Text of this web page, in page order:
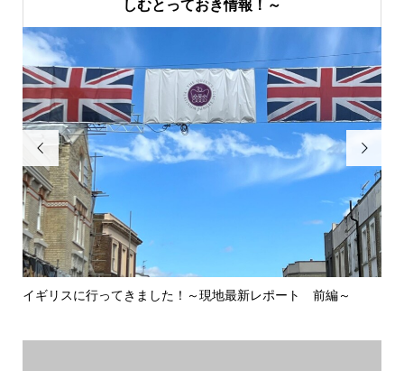
しむとっておき情報！～

イギリスに行ってきました！～現地最新レポート 前編～
